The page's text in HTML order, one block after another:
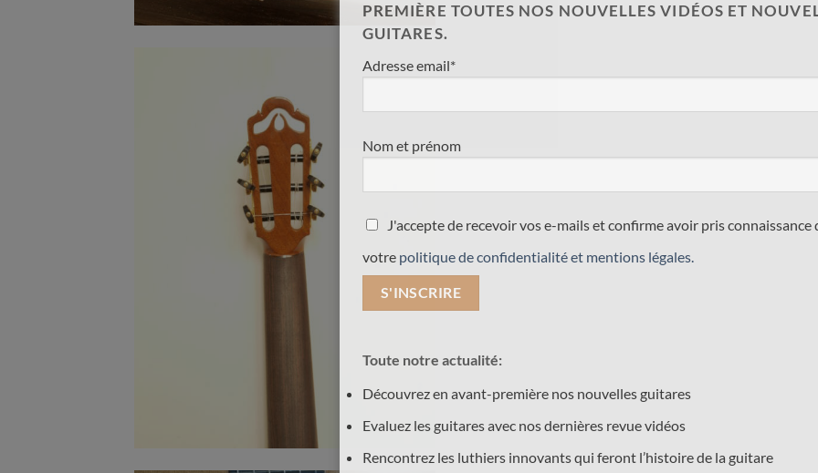
PREMIÈRE TOUTES NOS NOUVELLES VIDÉOS ET
GUITARES.
Adresse email*
Nom et prénom
J'accepte de recevoir vos e-mails et confirme avoir pris connaissance
votre politique de confidentialité et mentions légales.
Toute notre actualité:
Découvrez en avant-première nos nouvelles guitares
Evaluez les guitares avec nos dernières revue vidéos
Rencontrez les luthiers innovants qui feront l’histoire de la guitare